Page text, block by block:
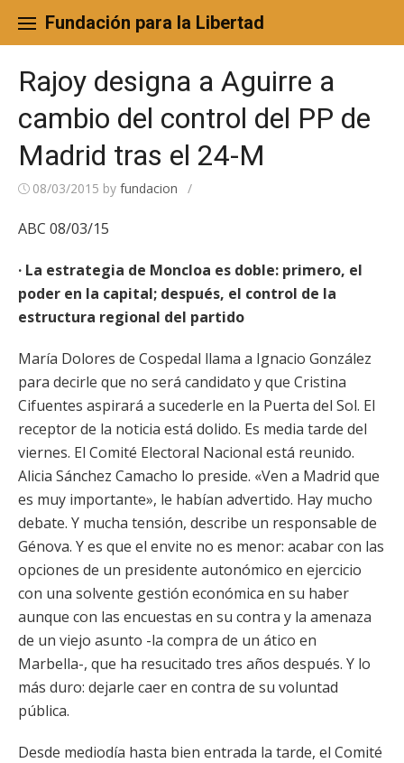
content
Fundación para la Libertad
Rajoy designa a Aguirre a
cambio del control del PP de
Madrid tras el 24-M
08/03/2015 by fundacion /
ABC 08/03/15
· La estrategia de Moncloa es doble: primero, el
poder en la capital; después, el control de la
estructura regional del partido
María Dolores de Cospedal llama a Ignacio González
para decirle que no será candidato y que Cristina
Cifuentes aspirará a sucederle en la Puerta del Sol. El
receptor de la noticia está dolido. Es media tarde del
viernes. El Comité Electoral Nacional está reunido.
Alicia Sánchez Camacho lo preside. «Ven a Madrid que
es muy importante», le habían advertido. Hay mucho
debate. Y mucha tensión, describe un responsable de
Génova. Y es que el envite no es menor: acabar con las
opciones de un presidente autonómico en ejercicio
con una solvente gestión económica en su haber
aunque con las encuestas en su contra y la amenaza
de un viejo asunto -la compra de un ático en
Marbella-, que ha resucitado tres años después. Y lo
más duro: dejarle caer en contra de su voluntad
pública.
Desde mediodía hasta bien entrada la tarde, el Comité